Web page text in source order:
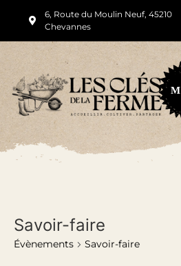
6, Route du Moulin Neuf, 45210
Chevannes
M
Savoir-faire
Évènements Savoir-faire